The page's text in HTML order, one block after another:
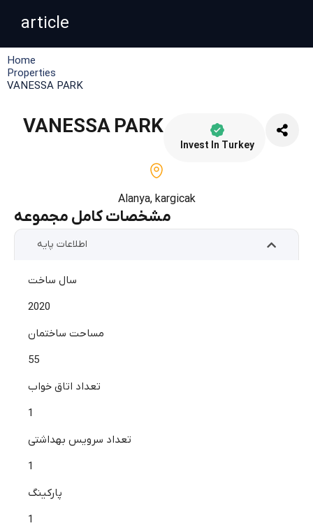
article
Home
Properties
VANESSA PARK
Invest In Turkey
VANESSA PARK
Alanya, kargicak
مشخصات کامل مجموعه
اطلاعات پایه
سال ساخت
2020
مساحت ساختمان
55
تعداد اتاق خواب
1
تعداد سرویس بهداشتی
1
پارکینگ
1